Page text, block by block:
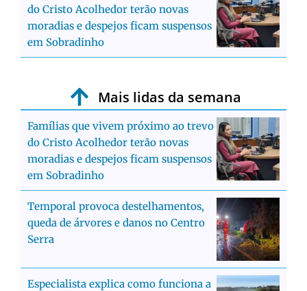
do Cristo Acolhedor terão novas
moradias e despejos ficam suspensos
em Sobradinho
Mais lidas da semana
Famílias que vivem próximo ao trevo
do Cristo Acolhedor terão novas
moradias e despejos ficam suspensos
em Sobradinho
Temporal provoca destelhamentos,
queda de árvores e danos no Centro
Serra
Especialista explica como funciona a